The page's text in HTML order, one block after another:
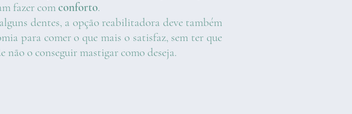
fazer comconforto.
dentes, a opção reabilitadora deve também
para comer o que mais o satisfaz, sem ter que
o conseguir mastigar como deseja.